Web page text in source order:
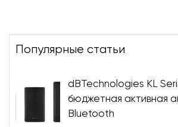
Популярные статьи
dBTechnologies KL
бюджетная активная
Bluetooth